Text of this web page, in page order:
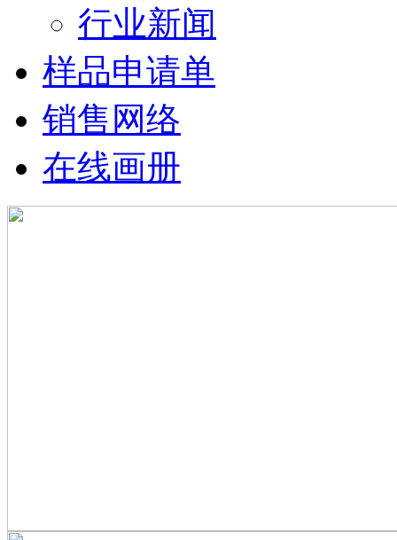
行业新闻
样品申请单
销售网络
在线画册